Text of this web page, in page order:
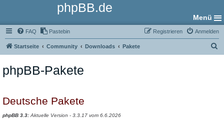
phpBB.de
Menü
FAQ Pastebin Anmelden
Registrieren
Startseite Community Downloads Pakete
phpBB-Pakete
Deutsche Pakete
phpBB 3.3: Aktuelle Version - 3.3.17 vom 6.6.2026